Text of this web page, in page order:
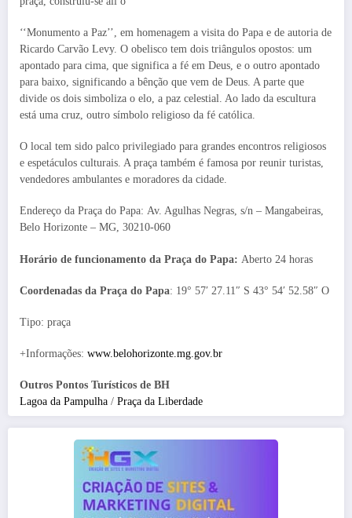
‘‘Monumento a Paz’’, em homenagem a visita do Papa e de autoria de
Ricardo Carvão Levy. O obelisco tem dois triângulos opostos: um
apontado para cima, que significa a fé em Deus, e o outro apontado
para baixo, significando a bênção que vem de Deus. A parte que
divide os dois simboliza o elo, a paz celestial. Ao lado da escultura
está uma cruz, outro símbolo religioso da fé católica.
O local tem sido palco privilegiado para grandes encontros religiosos
e espetáculos culturais. A praça também é famosa por reunir turistas,
vendedores ambulantes e moradores da cidade.
Endereço da Praça do Papa: Av. Agulhas Negras, s/n – Mangabeiras,
Belo Horizonte – MG, 30210-060
Horário de funcionamento da Praça do Papa: Aberto 24 horas
Coordenadas da Praça do Papa: 19° 57′ 27.11″ S 43° 54′ 52.58″ O
Tipo: praça
+Informações: www.belohorizonte.mg.gov.br
Outros Pontos Turísticos de BH
Lagoa da Pampulha / Praça da Liberdade